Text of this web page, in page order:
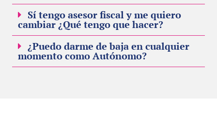
Sí tengo asesor fiscal y me quiero
cambiar ¿Qué tengo que hacer?
¿Puedo darme de baja en cualquier
momento como Autónomo?